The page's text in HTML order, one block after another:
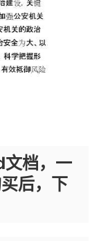
档，一
后，下